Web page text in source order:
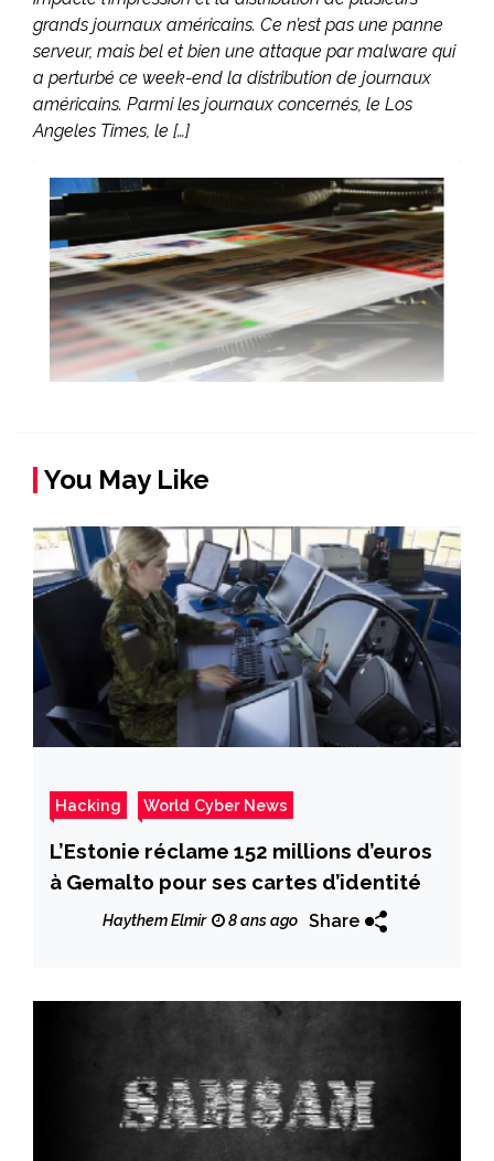
grands journaux américains. Ce n’est pas une panne
serveur, mais bel et bien une attaque par malware qui
a perturbé ce week-end la distribution de journaux
américains. Parmi les journaux concernés, le Los
Angeles Times, le […]
You May Like
Hacking World Cyber News
L’Estonie réclame 152 millions d’euros
à Gemalto pour ses cartes d’identité
Haythem Elmir 8 ans ago Share